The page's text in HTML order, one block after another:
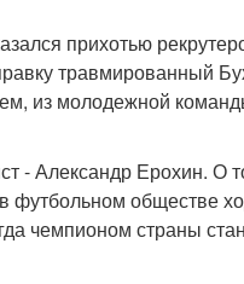
прихотью
травмированный
из молодежной
- Александр Ерохин. О
футбольном обществе
чемпионом страны